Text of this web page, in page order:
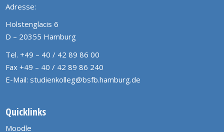
Adresse:
Holstenglacis 6
D – 20355 Hamburg
Tel. +49 – 40 / 42 89 86 00
Fax +49 – 40 / 42 89 86 240
E-Mail: studienkolleg@bsfb.hamburg.de
Quicklinks
Moodle